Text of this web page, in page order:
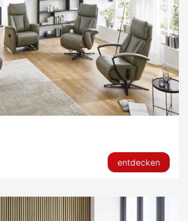
entdecken